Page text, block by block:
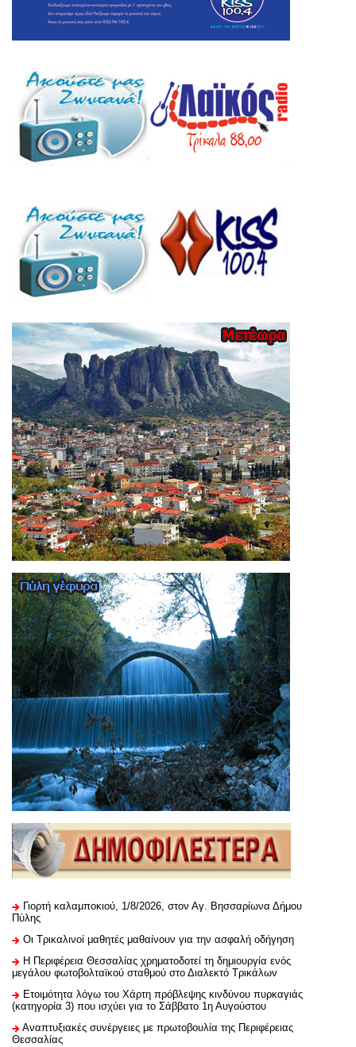
Γιορτή καλαμποκιού, 1/8/2026, στον Αγ. Βησσαρίωνα Δήμου
Πύλης
Οι Τρικαλινοί μαθητές μαθαίνουν για την ασφαλή οδήγηση
H Περιφέρεια Θεσσαλίας χρηματοδοτεί τη δημιουργία ενός
μεγάλου φωτοβολταϊκού σταθμού στο Διαλεκτό Τρικάλων
Ετοιμότητα λόγω του Χάρτη πρόβλεψης κινδύνου πυρκαγιάς
(κατηγορία 3) που ισχύει για το Σάββατο 1η Αυγούστου
Αναπτυξιακές συνέργειες με πρωτοβουλία της Περιφέρειας
Θεσσαλίας